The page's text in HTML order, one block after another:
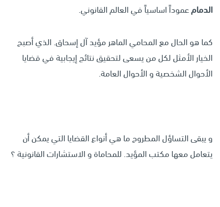
الدمامعموداً اساسياً في العالم القانوني.
كما هو الحال مع المحامي الماهر مؤيد آل إسحاق. الذي أصبح
الخيار الأمثل لكل من يسعى لتحقيق نتائج إيجابية في قضايا
الأحوال الشخصية و الأحوال العامة.
و يبقى التساؤل المطروح ما هي أنواع القضايا التي يمكن أن
يتعامل معها مكتب المؤيد. للمحاماة و الاستشارات القانونية ؟